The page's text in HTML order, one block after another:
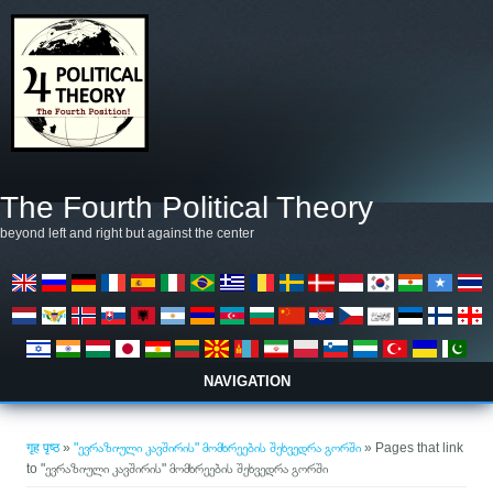
The Fourth Political Theory
beyond left and right but against the center
NAVIGATION
गृह पृष्ठ»"ევრაზიული კავშირის" მომხრეების შეხვედრა გორში » Pages that link
to "ევრაზიული კავშირის" მომხრეების შეხვედრა გორში